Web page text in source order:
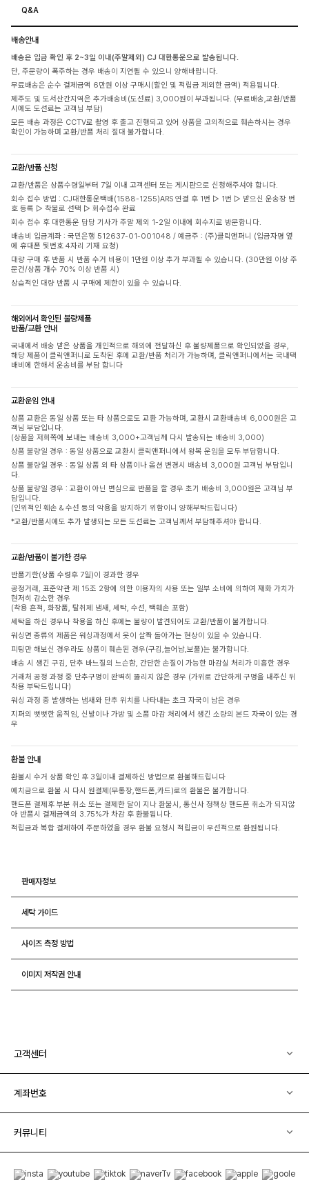
Q&A
배송안내
배송은 입금 확인 후 2~3일 이내(주말제외) CJ 대한통운으로 발송됩니다.
단, 주문량이 폭주하는 경우 배송이 지연될 수 있으니 양해바랍니다.
무료배송은 순수 결제금액 6만원 이상 구매시(할인 및 적립금 제외한 금액) 적용됩니다.
제주도 및 도서산간지역은 추가배송비(도선료) 3,000원이 부과됩니다. (무료배송,교환/반품
시에도 도선료는 고객님 부담)
모든 배송 과정은 CCTV로 촬영 후 출고 진행되고 있어 상품을 고의적으로 훼손하시는 경우
확인이 가능하며 교환/반품 처리 절대 불가합니다.
교환/반품 신청
교환/반품은 상품수령일부터 7일 이내 고객센터 또는 게시판으로 신청해주셔야 합니다.
회수 접수 방법 : CJ대한통운택배(1588-1255)ARS 연결 후 1번 ▷ 1번 ▷ 받으신 운송장 번
호 등록 ▷ 착불로 선택 ▷ 회수접수 완료
회수 접수 후 대한통운 담당 기사가 주말 제외 1-2일 이내에 회수지로 방문합니다.
배송비 입금계좌 : 국민은행 512637-01-001048 / 예금주 : (주)클릭앤퍼니 (입금자명 옆
에 휴대폰 뒷번호 4자리 기재 요청)
대량 구매 후 반품 시 반품 수거 비용이 1만원 이상 추가 부과될 수 있습니다. (30만원 이상 주
문건/상품 개수 70% 이상 반품 시)
상습적인 대량 반품 시 구매에 제한이 있을 수 있습니다.
해외에서 확인된 불량제품
반품/교환 안내
국내에서 배송 받은 상품을 개인적으로 해외에 전달하신 후 불량제품으로 확인되었을 경우,
해당 제품이 클릭앤퍼니로 도착된 후에 교환/반품 처리가 가능하며, 클릭앤퍼니에서는 국내택
배비에 한해서 운송비를 부담 합니다
교환운임 안내
상품 교환은 동일 상품 또는 타 상품으로도 교환 가능하며, 교환시 교환배송비 6,000원은 고
객님 부담입니다.
(상품을 저희쪽에 보내는 배송비 3,000+고객님께 다시 발송되는 배송비 3,000)
상품 불량일 경우 : 동일 상품으로 교환시 클릭앤퍼니에서 왕복 운임을 모두 부담합니다.
상품 불량일 경우 : 동일 상품 외 타 상품이나 옵션 변경시 배송비 3,000원 고객님 부담입니
다.
상품 불량일 경우 : 교환이 아닌 변심으로 반품을 할 경우 초기 배송비 3,000원은 고객님 부
담입니다.
(인위적인 훼손 & 수선 등의 악용을 방지하기 위함이니 양해부탁드립니다)
*교환/반품시에도 추가 발생되는 모든 도선료는 고객님께서 부담해주셔야 합니다.
교환/반품이 불가한 경우
반품기한(상품 수령후 7일)이 경과한 경우
공정거래, 표준약관 제 15조 2항에 의한 이용자의 사용 또는 일부 소비에 의하여 재화 가치가
현저히 감소한 경우
(착용 흔적, 화장품, 탈취제 냄새, 세탁, 수선, 택훼손 포함)
세탁을 하신 경우나 착용을 하신 후에는 불량이 발견되어도 교환/반품이 불가합니다.
워싱면 종류의 제품은 워싱과정에서 옷이 살짝 돌아가는 현상이 있을 수 있습니다.
피팅만 해보신 경우라도 상품이 훼손된 경우(구김,늘어남,보풀)는 불가합니다.
배송 시 생긴 구김, 단추 바느질의 느슨함, 간단한 손질이 가능한 마감실 처리가 미흡한 경우
거래처 공정 과정 중 단추구멍이 완벽히 뚫리지 않은 경우 (가위로 간단하게 구멍을 내주신 뒤
착용 부탁드립니다)
워싱 과정 중 발생하는 냄새와 단추 위치를 나타내는 초크 자국이 남은 경우
지퍼의 뻣뻣한 움직임, 신발이나 가방 및 소품 마감 처리에서 생긴 소량의 본드 자국이 있는 경
우
환불 안내
환불시 수거 상품 확인 후 3일이내 결제하신 방법으로 환불해드립니다
예치금으로 환불 시 다시 원결제(무통장,핸드폰,카드)로의 환불은 불가합니다.
핸드폰 결제후 부분 취소 또는 결제한 달이 지나 환불시, 통신사 정책상 핸드폰 취소가 되지않
아 반품시 결제금액의 3.75%가 차감 후 환불됩니다.
적립금과 복합 결제하여 주문하였을 경우 환불 요청시 적립금이 우선적으로 환원됩니다.
판매자정보
세탁 가이드
사이즈 측정 방법
이미지 저작권 안내
고객센터
계좌번호
커뮤니티